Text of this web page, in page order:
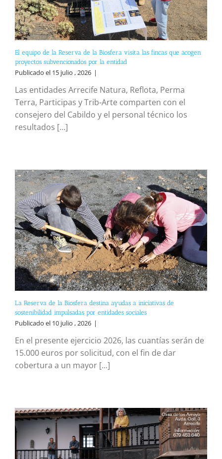
El equipo de la Reserva de la Biosfera visita las fincas que acogen
proyectos subvencionados por la entidad
Publicado el 15 julio , 2026 |
Las entidades Arrecife Natura, Reflota, Perma
Terra, Participas y Trib-Arte comparten con el
consejero del Cabildo y el personal técnico los
resultados [...]
La Reserva de la Biosfera destina ayudas a iniciativas de
sostenibilidad impulsadas por entidades sociales
Publicado el 10 julio , 2026 |
En el presente ejercicio 2026, las cuantías serán de
15.000 euros por solicitud, con el fin de dar
cobertura a un mayor [...]